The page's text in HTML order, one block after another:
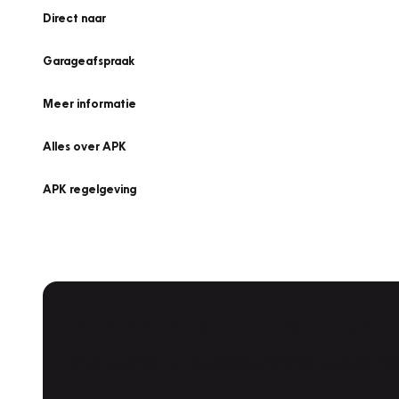
Direct naar
Garageafspraak
Meer informatie
Alles over APK
APK regelgeving